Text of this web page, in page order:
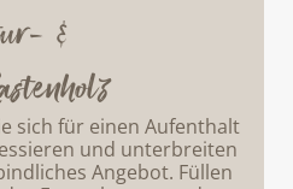
&
sich für einen Aufenthalt
und unterbreiten
Angebot. Füllen